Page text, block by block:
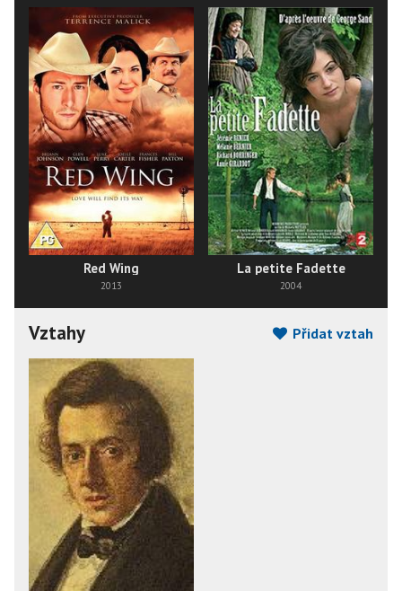
Red Wing
2013
La petite Fadette
2004
Vztahy Přidat vztah